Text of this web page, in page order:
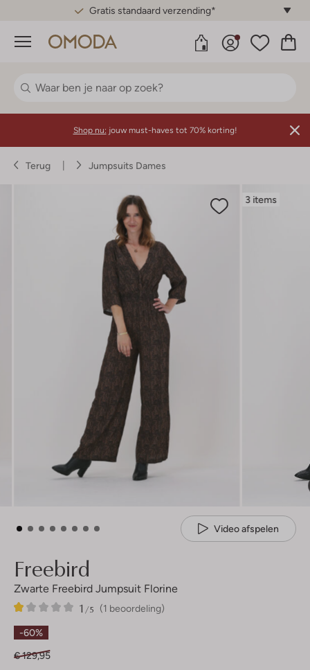
Gratis standaard verzending*
Menu
Shop nu: jouw must-haves tot 70% korting!
Terug Jumpsuits Dames
3 items
Video afspelen
Freebird
Zwarte Freebird Jumpsuit Florine
(1 beoordeling)
1 /5
1
1
Ster
-60%
€ 129,95